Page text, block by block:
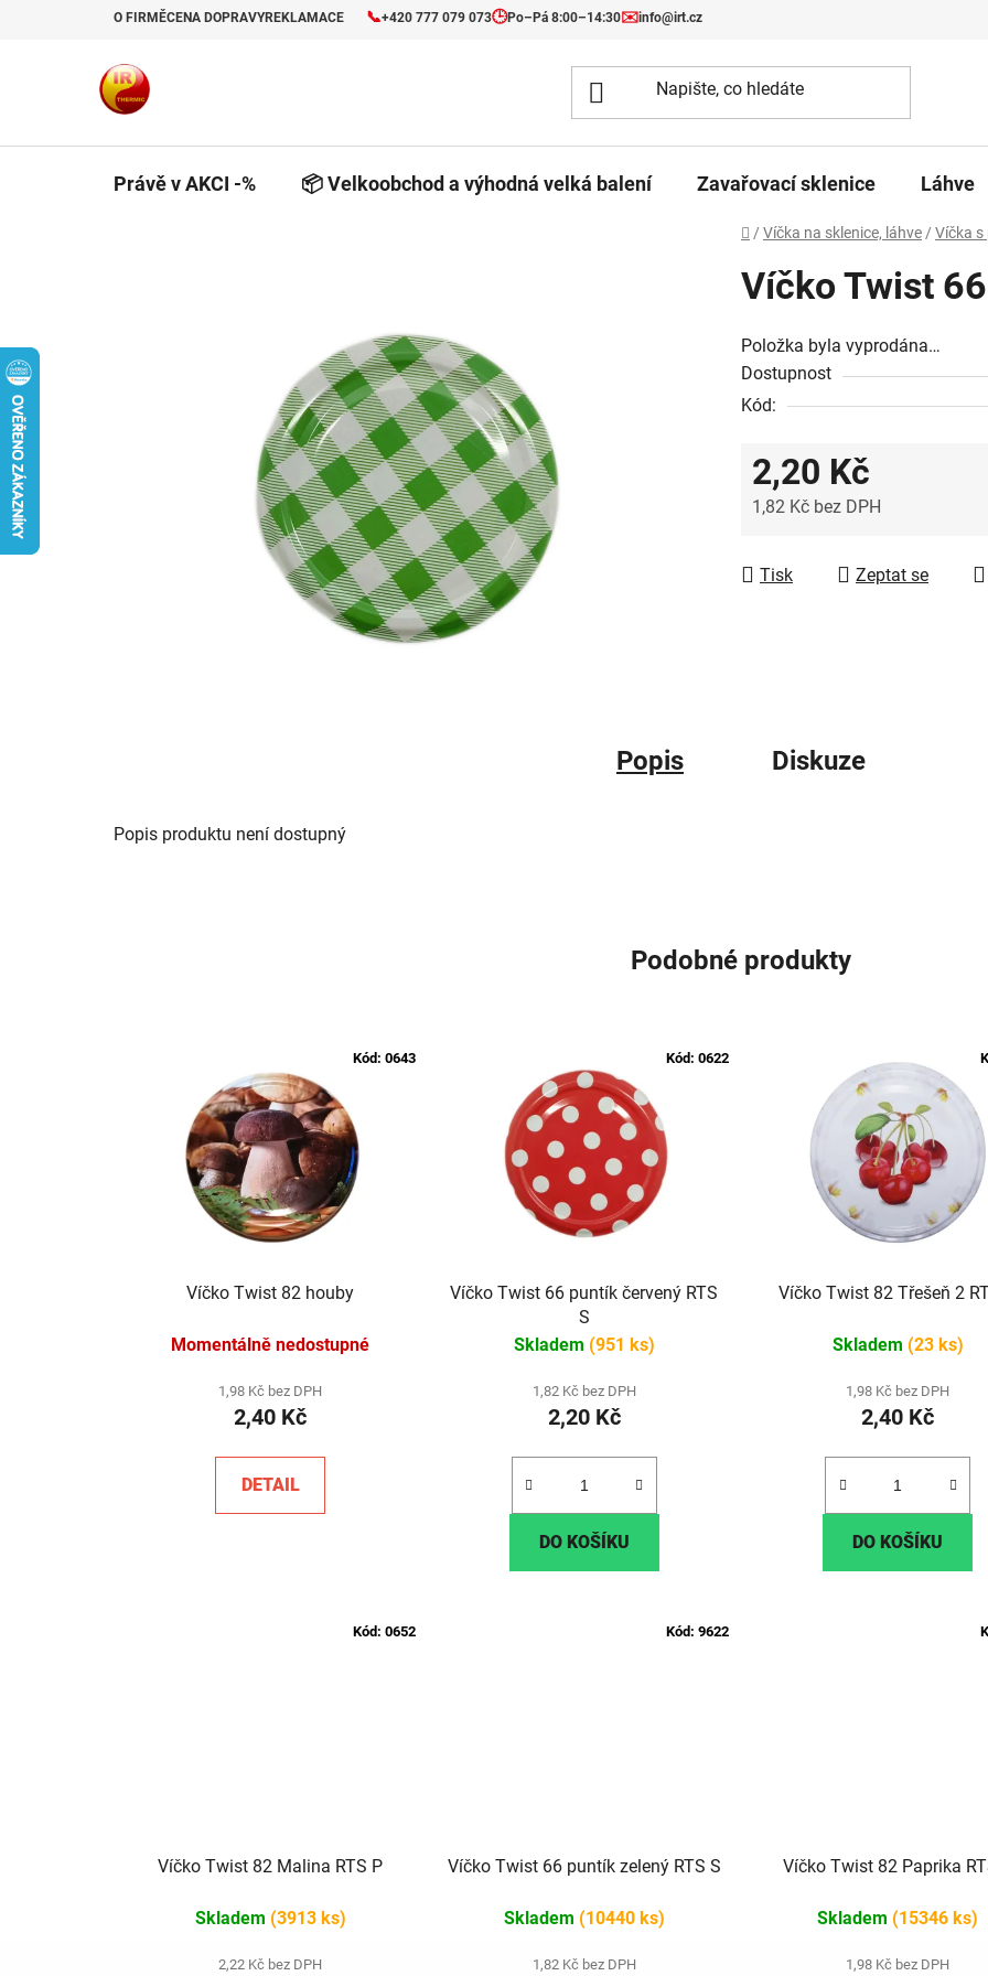
O FIRMĚCENA DOPRAVYREKLAMACE 📞+420 777 079 073🕒Po–Pá 8:00–14:30✉️info@irt.cz
Právě v AKCI -% 📦 Velkoobchod a výhodná velká balení Zavařovací sklenice Láhve
Domů
/ Víčka na sklenice, láhve / Víčka s
Víčko Twist
Položka byla vyprodána…
Dostupnost
Kód:
2,20 Kč
1,82 Kč bez DPH
Tisk
Zeptat se
Popis Diskuze
Popis produktu není dostupný
Podobné produkty
Víčko Twist 82 houby
Momentálně nedostupné
1,98 Kč bez DPH
2,40 Kč
DETAIL
Kód: 0643
Víčko Twist 66 puntík červený RTS
S
Skladem (951 ks)
1,82 Kč bez DPH
2,20 Kč
DO KOŠÍKU
Kód: 0622
Víčko Twist 82 Třešeň 2
Skladem (23 ks)
1,98 Kč bez DPH
2,40 Kč
DO KOŠÍKU
Víčko Twist 82 Malina RTS P
Skladem (3913 ks)
2,22 Kč bez DPH
Kód: 0652
Víčko Twist 66 puntík zelený RTS S
Skladem (10440 ks)
1,82 Kč bez DPH
Kód: 9622
Víčko Twist 82 Paprika
Skladem (15346 ks)
1,98 Kč bez DPH